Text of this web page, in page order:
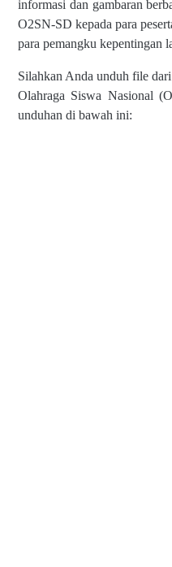
informasi dan gambaran
O2SN-SD kepada para
para pemangku kepentingan
Silahkan Anda unduh file
Olahraga Siswa Nasional
unduhan di bawah ini: